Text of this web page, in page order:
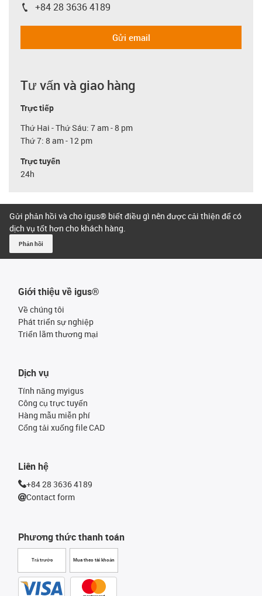
igus-icon-phone
+84 28 3636 4189
Gửi email
Tư vấn và giao hàng
Trực tiếp
Thứ Hai - Thứ Sáu: 7 am - 8 pm
Thứ 7: 8 am - 12 pm
Trực tuyến
24h
Gửi phản hồi và cho igus® biết điều gì nên được cải thiện để có
dịch vụ tốt hơn cho khách hàng.
Phản hồi
Giới thiệu về igus®
Về chúng tôi
Phát triển sự nghiệp
Triển lãm thương mại
Phương thức thanh toán
Trả trước Mua theo tài khoản
Dịch vụ
Tính năng myigus
Công cụ trực tuyến
Hàng mẫu miễn phí
Cổng tải xuống file CAD
Liên hệ
+84 28 3636 4189
Contact form